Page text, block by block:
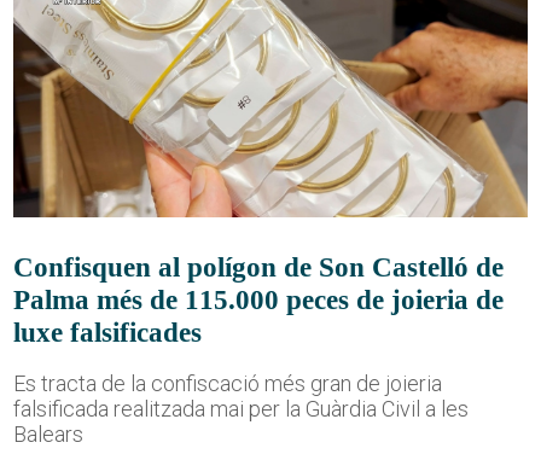
Confisquen al polígon de Son Castelló de
Palma més de 115.000 peces de joieria de
luxe falsificades
Es tracta de la confiscació més gran de joieria
falsificada realitzada mai per la Guàrdia Civil a les
Balears